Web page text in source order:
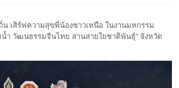
เสิร์ฟความสุขพี่น้องชาวเหนือ ในงานมหกรรม
ำ วัฒนธรรมจีนไทย สานสายใยชาติพันธุ์” จังหวัด